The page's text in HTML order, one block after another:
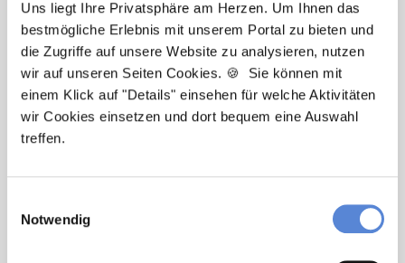
Uns liegt Ihre Privatsphäre am Herzen. Um Ihnen das
bestmögliche Erlebnis mit unserem Portal zu bieten und
die Zugriffe auf unsere Website zu analysieren, nutzen
wir auf unseren Seiten Cookies. 🍪 Sie können mit
einem Klick auf "Details" einsehen für welche Aktivitäten
wir Cookies einsetzen und dort bequem eine Auswahl
treffen.
Notwendig
Tanja Bellon
Ansprechpartnerin
Sie möchten sich beruflich neu orientieren? Ich
unterstütze Sie bei der Suche nach einer Stelle, die
wirklich zu Ihnen passt. Bei Fragen zum
Jetzt zur kostenlosen Stellenanfrage